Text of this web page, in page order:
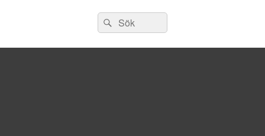
Sök
efter:
Sök